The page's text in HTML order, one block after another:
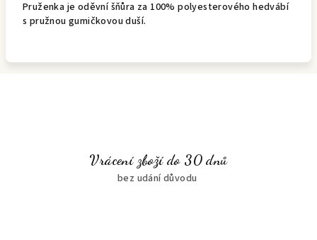
Vrácení zboží do 30 dnů
bez udání důvodu
Pruženka je oděvní šňůra za 100% polyesterového hedvábí
s pružnou gumičkovou duší.